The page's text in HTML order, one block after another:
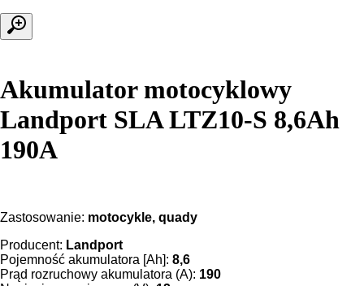
Akumulator motocyklowy
Landport SLA LTZ10-S 8,6Ah
190A
Zastosowanie: motocykle, quady
Producent: Landport
Pojemność akumulatora [Ah]: 8,6
Prąd rozruchowy akumulatora (A): 190